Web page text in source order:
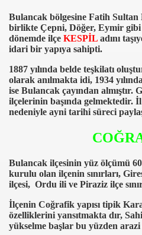
Bulancak bölgesine Fatih Sultan
birlikte Çepni, Döğer, Eymir gibi
dönemde ilçe KESPİL adını
idari bir yapıya sahipti.
1887 yılında belde teşkilatı
olarak anılmakta idi, 1934
ise Bulancak çayından almıştır.
ilçelerinin başında gelmektedir.
nedeniyle ayni tarihi süreci
Bulancak ilçesinin yüz ölçümü
kurulu olan ilçenin sınırları,
ilçesi, Ordu ili ve Piraziz ilçe
İlçenin Coğrafik yapısı tipik
özelliklerini yansıtmakta dır,
yükselme başlar bu yüzden
=> Tirebolu
=> Yaglidere
Giresun Siirler
Kulturel Detaylar
Ziyaretci defteri
Giresun Adi Nerden Geliyor
Kara Zipkalilar
Forum
Sayacim
Siteni Ekle
Katildigim Backlink
ilimizden Bir Sehit
yan sayfa ac
Giresun Haber
site giris haber